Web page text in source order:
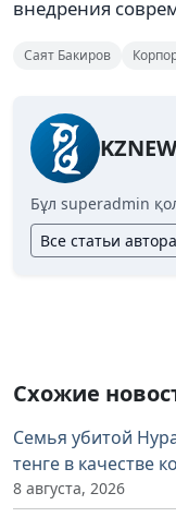
внедрения
Саят Бакиров
Бұл superadmin
Все статьи автора
Схожие
Семья убитой
тенге в качестве
8 августа, 2026